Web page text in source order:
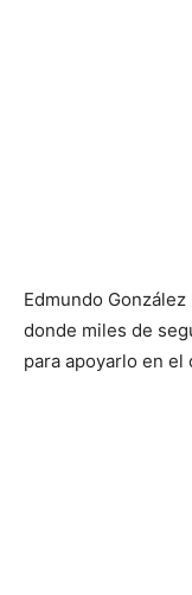
Edmundo
donde miles de
para apoyarlo en el